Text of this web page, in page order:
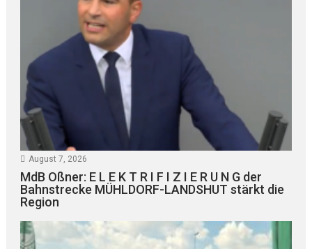
August 7, 2026
MdB Oßner: E L E K T R I F I Z I E R U N G der
Bahnstrecke MÜHLDORF-LANDSHUT stärkt die
Region